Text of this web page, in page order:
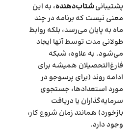
پشتیبانیشتاب‌دهنده، به این
معنی نیست که برنامه در چند
ماه به پایان می‌رسد‌، بلکه روابط
طولانی مدت توسط آنها ایجاد
می‌شود. به علاوه‌، شبکه
فارغ‌التحصیلان همیشه برای
ادامه روند (برای پرس­و­جو در
مورد استعدادها‌، جستجوی
سرمایه‌گذاران یا دریافت
بازخورد) همانند زمان شروع کار‌،
وجود دارد.